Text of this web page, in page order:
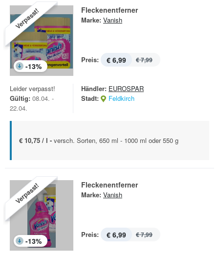
Verpasst!
-13%
Fleckenentferner
Marke: Vanish
Preis: € 6,99 € 7,99
Leider verpasst!
Gültig: 08.04. -
22.04.
Händler: EUROSPAR
Stadt:
Feldkirch
€ 10,75 / l - versch. Sorten, 650 ml - 1000 ml oder 550 g
Verpasst!
-13%
Fleckenentferner
Marke: Vanish
Preis: € 6,99 € 7,99